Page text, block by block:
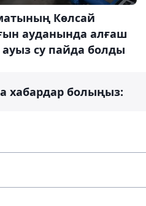
Көлсай
ауданында алғаш
ауыз су пайда болды
хабардар болыңыз: